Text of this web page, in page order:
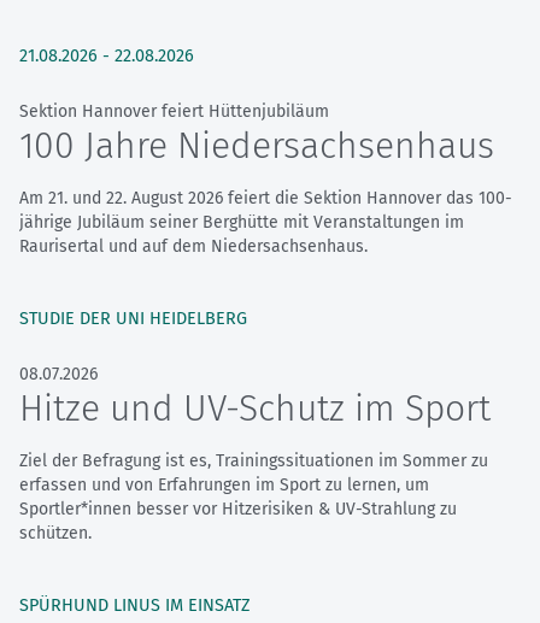
21.08.2026 - 22.08.2026
Sektion Hannover feiert Hüttenjubiläum
100 Jahre Niedersachsenhaus
Am 21. und 22. August 2026 feiert die Sektion Hannover das 100-
jährige Jubiläum seiner Berghütte mit Veranstaltungen im
Raurisertal und auf dem Niedersachsenhaus.
STUDIE DER UNI HEIDELBERG
08.07.2026
Hitze und UV-Schutz im Sport
Ziel der Befragung ist es, Trainingssituationen im Sommer zu
erfassen und von Erfahrungen im Sport zu lernen, um
Sportler*innen besser vor Hitzerisiken & UV-Strahlung zu
schützen.
SPÜRHUND LINUS IM EINSATZ